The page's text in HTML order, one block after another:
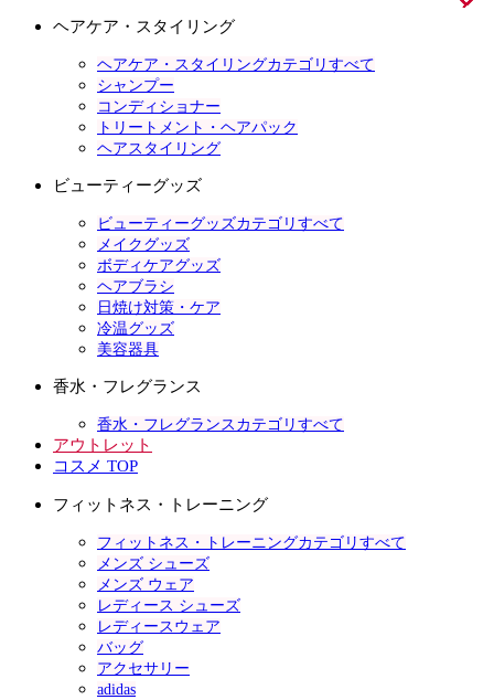
ヘアケア・スタイリング
ヘアケア・スタイリングカテゴリすべて
シャンプー
コンディショナー
トリートメント・ヘアパック
ヘアスタイリング
ビューティーグッズ
ビューティーグッズカテゴリすべて
メイクグッズ
ボディケアグッズ
ヘアブラシ
日焼け対策・ケア
冷温グッズ
美容器具
香水・フレグランス
香水・フレグランスカテゴリすべて
アウトレット
コスメ TOP
フィットネス・トレーニング
フィットネス・トレーニングカテゴリすべて
メンズ シューズ
メンズ ウェア
レディース シューズ
レディースウェア
バッグ
アクセサリー
adidas